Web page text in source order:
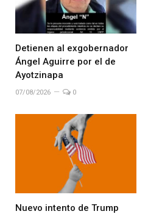
Detienen al exgobernador
Ángel Aguirre por el de
Ayotzinapa
07/08/2026 0
Nuevo intento de Trump